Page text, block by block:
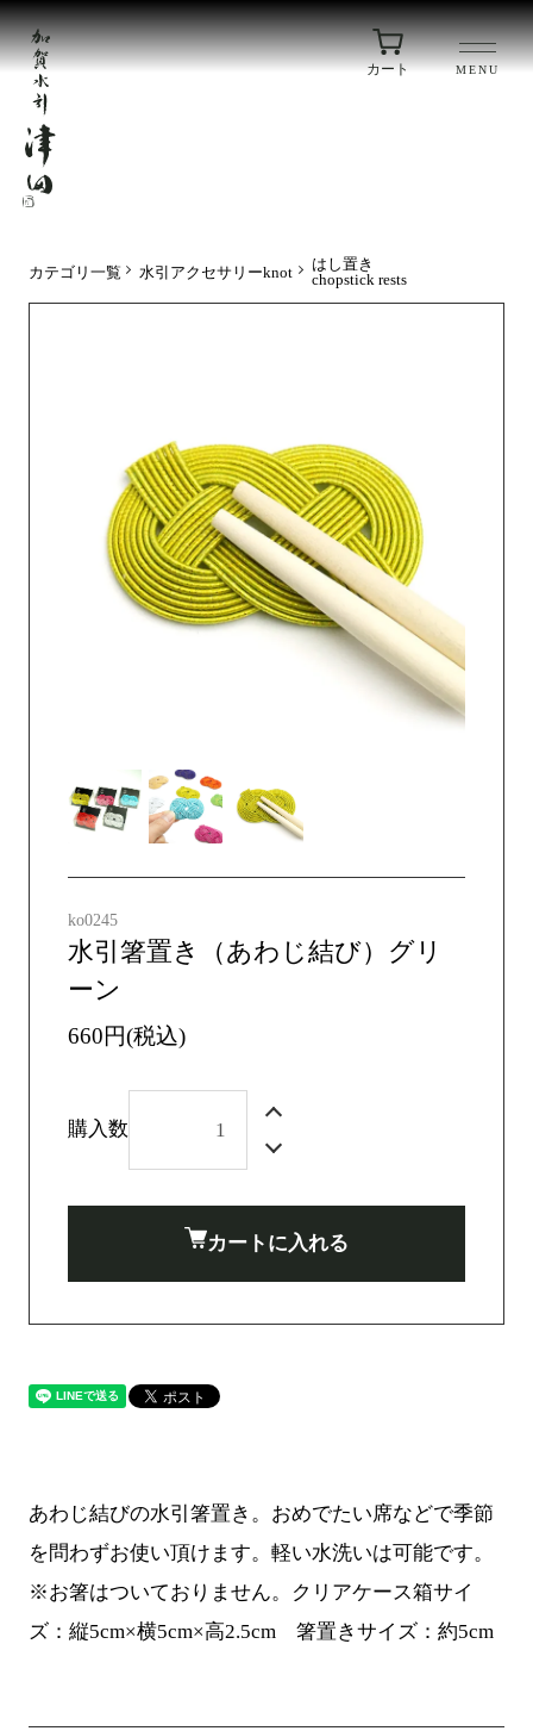
MENU
カート
カテゴリ一覧 水引アクセサリーknot
はし置き
chopstick rests
あわじ結びの水引箸置き。おめでたい席などで季節
を問わずお使い頂けます。軽い水洗いは可能です。
※お箸はついておりません。クリアケース箱サイ
ズ：縦5cm×横5cm×高2.5cm 箸置きサイズ：約5cm
ko0245
水引箸置き（あわじ結び）グリ
ーン
660円(税込)
購入数
カートに入れる